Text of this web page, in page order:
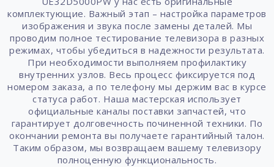
комплектующие. Важный этап – настройка параметров
изображения и звука после замены деталей. Мы
проводим полное тестирование телевизора в разных
режимах, чтобы убедиться в надежности результата.
При необходимости выполняем профилактику
внутренних узлов. Весь процесс фиксируется под
номером заказа, а по телефону мы держим вас в курсе
статуса работ. Наша мастерская использует
официальные каналы поставки запчастей, что
гарантирует долговечность починенной техники. По
окончании ремонта вы получаете гарантийный талон.
Таким образом, мы возвращаем вашему телевизору
полноценную функциональность.